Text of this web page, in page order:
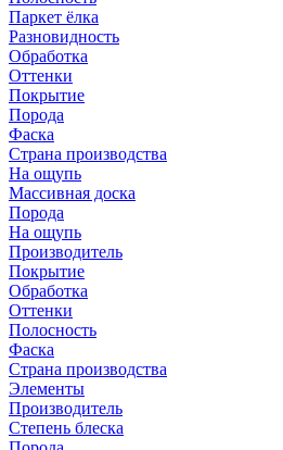
Паркет ёлка
Разновидность
Обработка
Оттенки
Покрытие
Порода
Фаска
Страна производства
На ощупь
Массивная доска
Порода
На ощупь
Производитель
Покрытие
Обработка
Оттенки
Полосность
Фаска
Страна производства
Элементы
Производитель
Степень блеска